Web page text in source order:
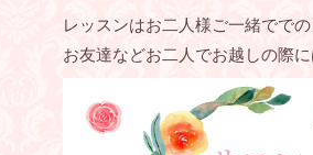
レッスンはお二人様ご一緒ででの
お友達などお二人でお越しの際